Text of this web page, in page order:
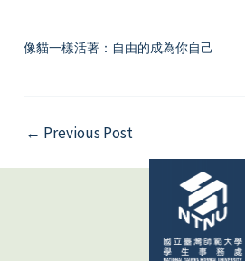
像貓一樣活著：自由的成為你自己
← Previous Post